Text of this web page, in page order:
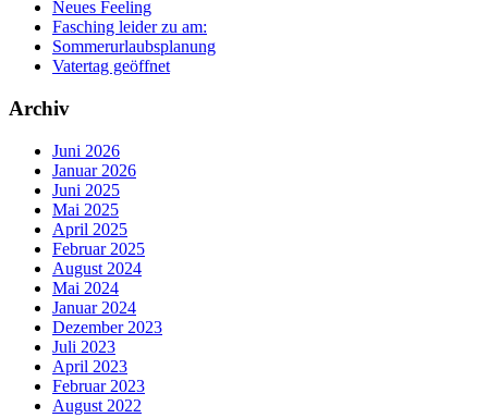
Neues Feeling
Fasching leider zu am:
Sommerurlaubsplanung
Vatertag geöffnet
Archiv
Juni 2026
Januar 2026
Juni 2025
Mai 2025
April 2025
Februar 2025
August 2024
Mai 2024
Januar 2024
Dezember 2023
Juli 2023
April 2023
Februar 2023
August 2022